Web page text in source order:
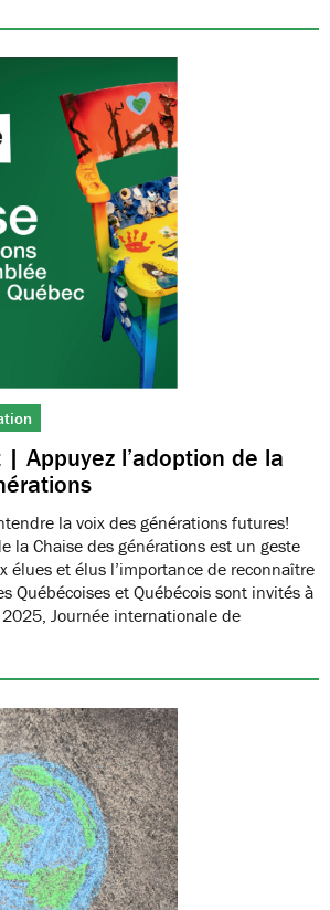
Appuyez l’adoption de la
la voix des générations futures!
la Chaise des générations est un geste
élues et élus l’importance de reconnaître
Québécoises et Québécois sont invités à
Journée internationale de